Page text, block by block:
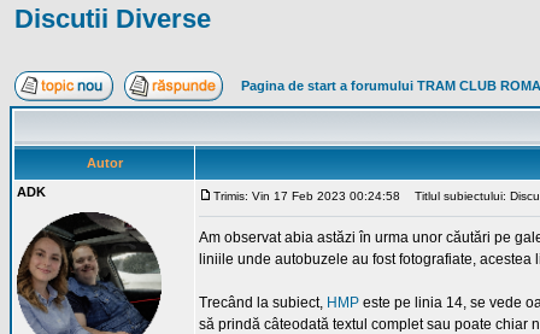
Discutii Diverse
Pagina de start a forumului TRAM CLUB
Autor
ADK
Trimis: Vin 17 Feb 2023 00:24:58 Titlul subiectului:
Am observat abia astăzi în urma unor căutări pe
liniile unde autobuzele au fost fotografiate,
Trecând la subiect, HMP este pe linia 14, se vede
să prindă câteodată textul complet sau poate chiar